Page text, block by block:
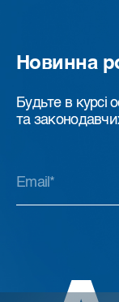
Новинна
Будьте в курсі
та